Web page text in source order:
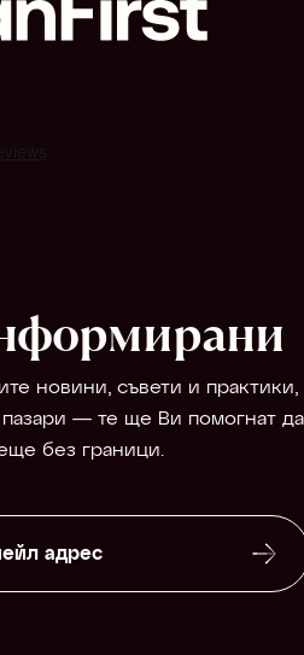
новини, съвети и практики,
— те ще Ви помогнат да
без граници.